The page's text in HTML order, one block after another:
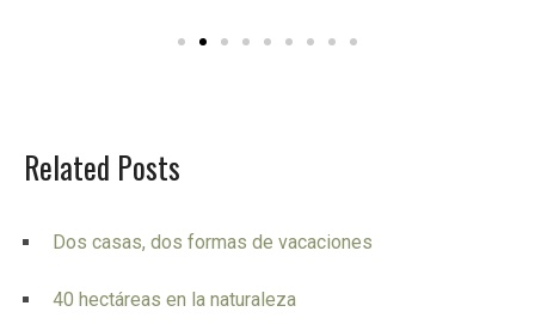
Related Posts
Dos casas, dos formas de vacaciones
40 hectáreas en la naturaleza